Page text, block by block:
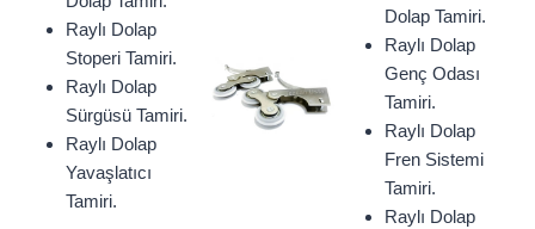
Raylı Dolap
Stoperi Tamiri.
Raylı Dolap
Sürgüsü Tamiri.
Raylı Dolap
Yavaşlatıcı
Tamiri.
Dolap Tamiri.
Raylı Dolap
Genç Odası
Tamiri.
Raylı Dolap
Fren Sistemi
Tamiri.
Raylı Dolap